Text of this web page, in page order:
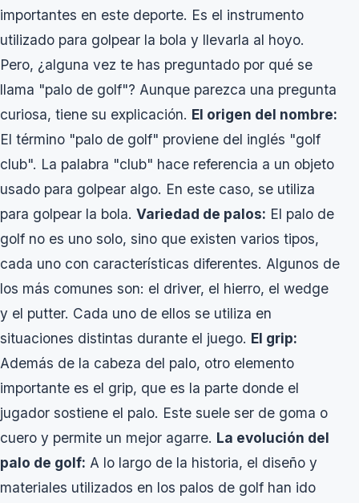
importantes en este deporte. Es el instrumento
utilizado para golpear la bola y llevarla al hoyo.
Pero, ¿alguna vez te has preguntado por qué se
llama "palo de golf"? Aunque parezca una pregunta
curiosa, tiene su explicación. El origen del nombre:
El término "palo de golf" proviene del inglés "golf
club". La palabra "club" hace referencia a un objeto
usado para golpear algo. En este caso, se utiliza
para golpear la bola. Variedad de palos: El palo de
golf no es uno solo, sino que existen varios tipos,
cada uno con características diferentes. Algunos de
los más comunes son: el driver, el hierro, el wedge
y el putter. Cada uno de ellos se utiliza en
situaciones distintas durante el juego. El grip:
Además de la cabeza del palo, otro elemento
importante es el grip, que es la parte donde el
jugador sostiene el palo. Este suele ser de goma o
cuero y permite un mejor agarre. La evolución del
palo de golf: A lo largo de la historia, el diseño y
materiales utilizados en los palos de golf han ido